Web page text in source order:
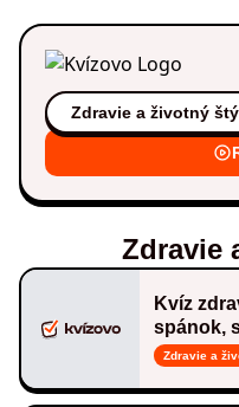
Zdravie a životný
Zdravie
Kvíz
spánok,
Zdravie a